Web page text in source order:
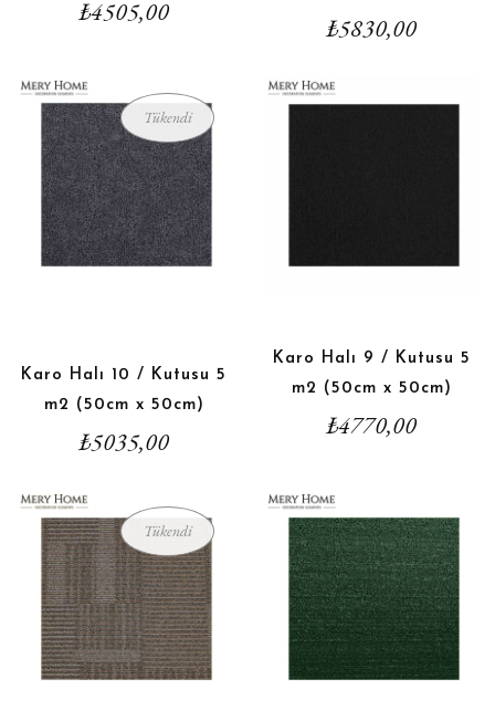
₺4505,00
₺5830,00
Tükendi
Karo Halı 10 / Kutusu 5
m2 (50cm x 50cm)
₺5035,00
Karo Halı 9 / Kutusu 5
m2 (50cm x 50cm)
₺4770,00
Tükendi